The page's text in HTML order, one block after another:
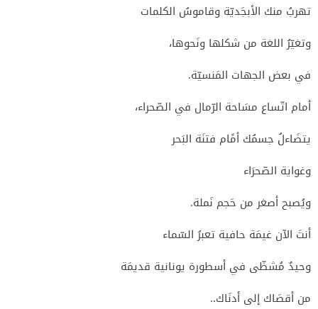
تهربُ منك الأبجَديّة وقاموسُ الكلمات
وتغيّرُ اللغة من شكلها ونَحوها،
في بعض الجهات المَنسيّة.
أمام اتّساع مسَاحة الرّمال في الصّحراء،
يتضَاءلُ جسمُك أمًام فتنَة البَحر
وغواية الصّحرَاء
ويُصبح أصغر من حَجم نَملة.
أنتَ الآن غيمَة حافية تعبرُ السّماء
وحيدٌ مُشظّى في أسطورة يونانية قديمَة
من أقصَاك إلى أدنَاك..